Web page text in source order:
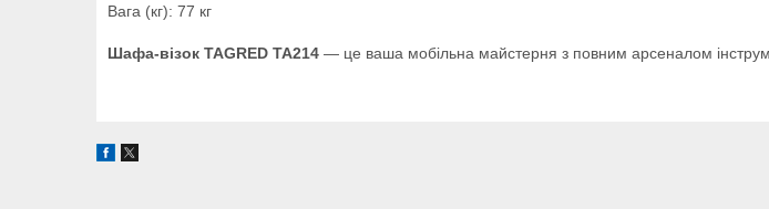
Вага (кг): 77 кг
Шафа-візок TAGRED TA214 — це ваша мобільна майстерня з повним арсеналом